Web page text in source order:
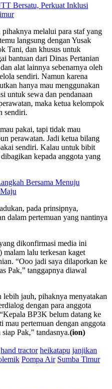
Bersatu, Perkuat Inklusi
melalui para staf yang
langsung dengan Yusak
Tani, dan khusus untuk
bantuan dari Dinas Pertanian
alat lainnya sebenarnya oleh
sendiri. Namun karena
hanya mau menggunakan
untuk sewa dan pendanaan
maka ketua kelompok
sendiri.
pakai, tapi tidak mau
perawatan. Jadi ketua bilang
sendiri. Kalau untuk bibit
kepada anggota yang
Bersama Menuju
pada prinsipnya,
dalam pertemuan yang nantinya
dikonfirmasi media ini
lalu terkesan kaget
“Ooo jadi saya dilaporkan ke
Pak,” tanggapnya diawal
jauh, pihaknya menyatakan
dengan para anggota
BP3K belum datang ke
mau pertemuan dengan anggota
Pak,” tandasnya.(ion)
hand tractor heikatapu janjikan
Pompa Air Sumba Timur